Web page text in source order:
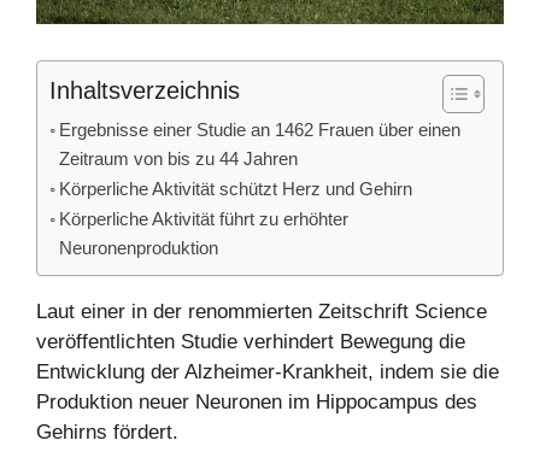
Inhaltsverzeichnis
Ergebnisse einer Studie an 1462 Frauen über einen
Zeitraum von bis zu 44 Jahren
Körperliche Aktivität schützt Herz und Gehirn
Körperliche Aktivität führt zu erhöhter
Neuronenproduktion
Laut einer in der renommierten Zeitschrift Science
veröffentlichten Studie verhindert Bewegung die
Entwicklung der Alzheimer-Krankheit, indem sie die
Produktion neuer Neuronen im Hippocampus des
Gehirns fördert.